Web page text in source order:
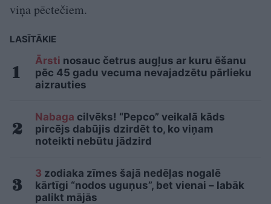
viņa pēctečiem.
LASĪTĀKIE
Ārsti nosauc četrus augļus ar kuru ēšanu
pēc 45 gadu vecuma nevajadzētu pārlieku
aizrauties
Nabaga cilvēks! “Pepco” veikalā kāds
pircējs dabūjis dzirdēt to, ko viņam
noteikti nebūtu jādzird
3 zodiaka zīmes šajā nedēļas nogalē
kārtīgi “nodos uguņus”, bet vienai – labāk
palikt mājās